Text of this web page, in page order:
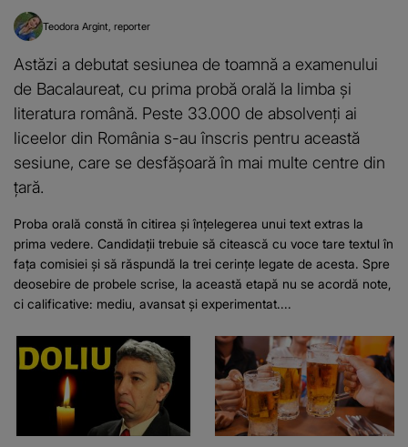
Teodora Argint reporter
Astăzi a debutat sesiunea de toamnă a examenului
de Bacalaureat, cu prima probă orală la limba și
literatura română. Peste 33.000 de absolvenți ai
liceelor din România s-au înscris pentru această
sesiune, care se desfășoară în mai multe centre din
țară.
Proba orală constă în citirea și înțelegerea unui text extras la
prima vedere. Candidații trebuie să citească cu voce tare textul în
fața comisiei și să răspundă la trei cerințe legate de acesta. Spre
deosebire de probele scrise, la această etapă nu se acordă note,
ci calificative: mediu, avansat și experimentat....